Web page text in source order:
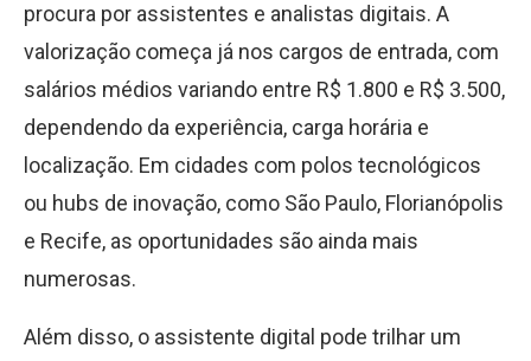
procura por assistentes e analistas digitais. A
valorização começa já nos cargos de entrada, com
salários médios variando entre R$ 1.800 e R$ 3.500,
dependendo da experiência, carga horária e
localização. Em cidades com polos tecnológicos
ou hubs de inovação, como São Paulo, Florianópolis
e Recife, as oportunidades são ainda mais
numerosas.
Além disso, o assistente digital pode trilhar um